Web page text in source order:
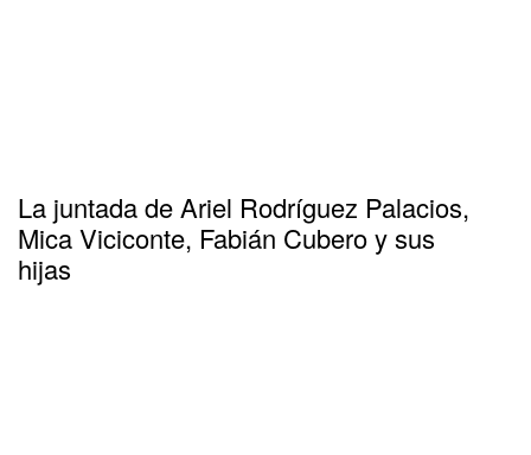
La juntada de Ariel Rodríguez Palacios,
Mica Viciconte, Fabián Cubero y sus
hijas